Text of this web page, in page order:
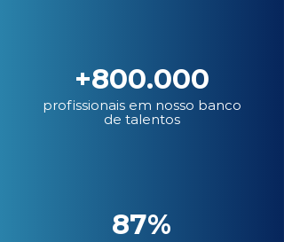
+800.000
profissionais em nosso banco
de talentos
87%